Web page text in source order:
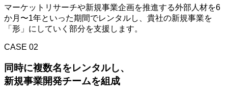
マーケットリサーチや新規事業企画を推進する外部人材を6
か月〜1年といった期間でレンタルし、貴社の新規事業を
「形」にしていく部分を支援します。
CASE 02
同時に複数名をレンタルし、
新規事業開発チームを組成